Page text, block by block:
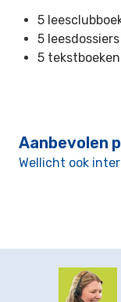
5
5
5
Aanbevolen
Wellicht ook